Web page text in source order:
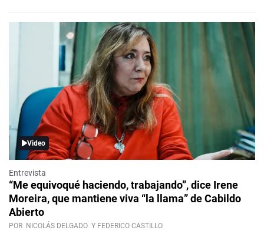
Video
Entrevista
“Me equivoqué haciendo, trabajando”, dice Irene
Moreira, que mantiene viva “la llama” de Cabildo
Abierto
POR NICOLÁS DELGADO Y FEDERICO CASTILLO